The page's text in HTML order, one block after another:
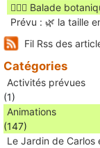
🚶🏻‍♀️ Balade
Prévu : 🌿 la taille
Fil Rss des
Catégories
Activités prévues
(1)
Animations
(147)
Le Jardin de Carlos